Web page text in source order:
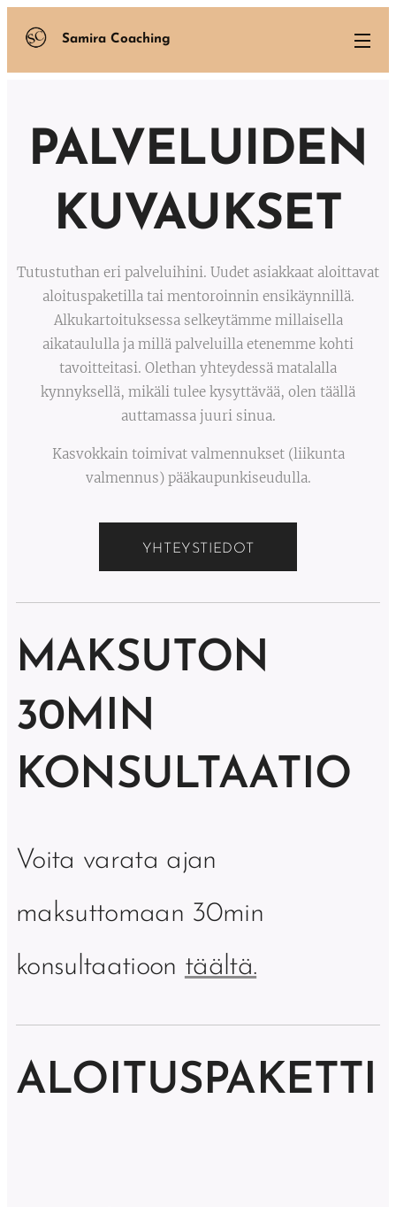
Samira Coaching
PALVELUIDEN
KUVAUKSET
Tutustuthan eri palveluihini. Uudet asiakkaat aloittavat
aloituspaketilla tai mentoroinnin ensikäynnillä.
Alkukartoituksessa selkeytämme millaisella
aikataululla ja millä palveluilla etenemme kohti
tavoitteitasi. Olethan yhteydessä matalalla
kynnyksellä, mikäli tulee kysyttävää, olen täällä
auttamassa juuri sinua.
Kasvokkain toimivat valmennukset (liikunta
valmennus) pääkaupunkiseudulla.
YHTEYSTIEDOT
MAKSUTON
30MIN
KONSULTAATIO
Voita varata ajan
maksuttomaan 30min
konsultaatioon täältä.
ALOITUSPAKETTI